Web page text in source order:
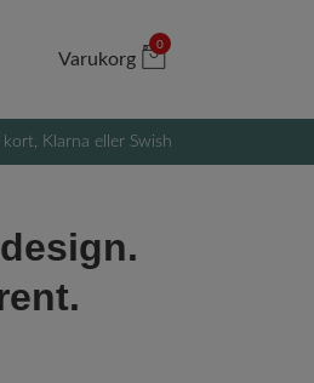
Varukorg
0
Klarna eller Swish